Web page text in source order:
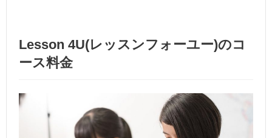
Lesson 4U(レッスンフォーユー)のコ
ース料金